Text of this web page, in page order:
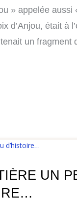
» appelée aussi
d’Anjou, était à
un fragment
UN